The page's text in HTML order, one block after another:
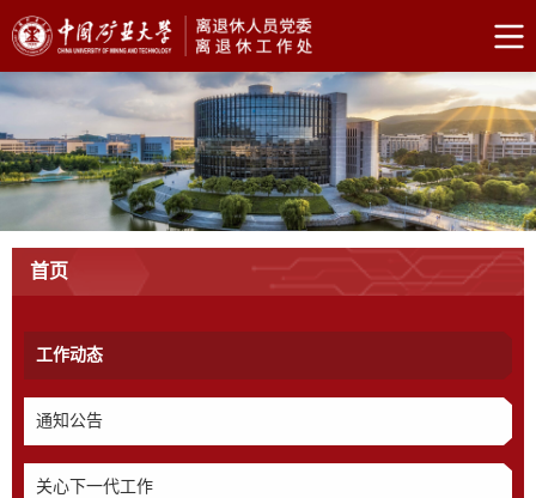
首页
工作动态
通知公告
关心下一代工作